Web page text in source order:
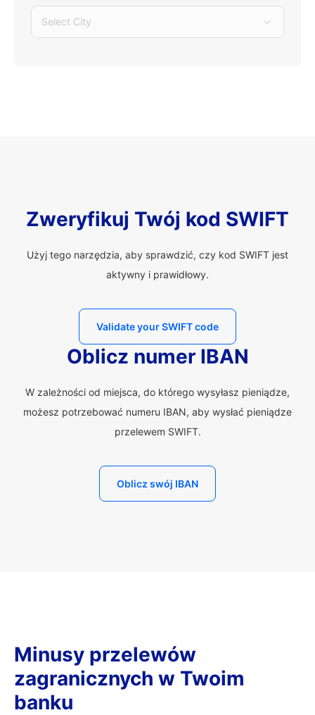
Select City
Zweryfikuj Twój kod SWIFT
Użyj tego narzędzia, aby sprawdzić, czy kod SWIFT jest
aktywny i prawidłowy.
Validate your SWIFT code
Oblicz numer IBAN
W zależności od miejsca, do którego wysyłasz pieniądze,
możesz potrzebować numeru IBAN, aby wysłać pieniądze
przelewem SWIFT.
Oblicz swój IBAN
Minusy przelewów
zagranicznych w Twoim
banku